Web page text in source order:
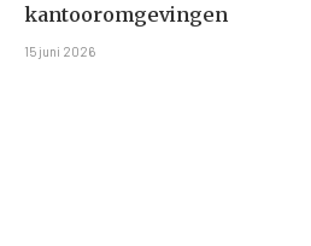
kantooromgevingen
15 juni 2026